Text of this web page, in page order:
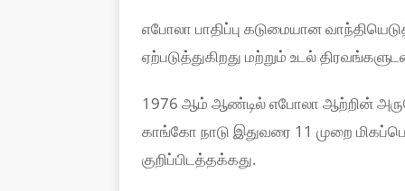
எபோலா பாதிப்பு கடுமையான
ஏற்படுத்துகிறது மற்றும் உடல்
1976 ஆம் ஆண்டில் எபோலா ஆற்றின்
காங்கோ நாடு இதுவரை 11 முறை
குறிப்பிடத்தக்கது.